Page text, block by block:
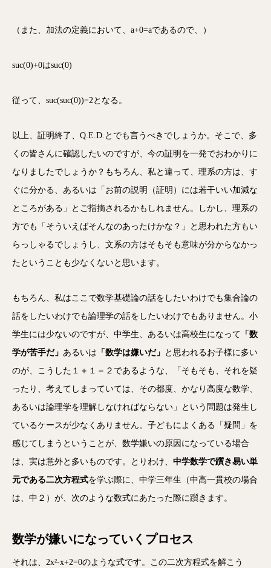
（また、加法の定義において、a+0=aであるので、）
suc(0)+0はsuc(0)
従って、suc(suc(0))=2となる。
以上、証明終了、Q.E.D.とでも言うべきでしょうか。 そこで、多
くの皆さんに確認したいのですが、 今の証明を一発でおわかりに
なりましたでしょうか？もちろん、 私と違って、理系の方は、す
ぐに分かる、あるいは「お前の説明（証明）には若干いい加減な
ところがある」
とご指摘されるかもしれません。しかし、理系の
方でも「 そういえばそんなのあったけかな？」
と思われた方もい
らっしゃるでしょうし、 文系の方はそもそも意味が分からなかっ
たということも少なくないと思います。
もちろん、 私はここで数学基礎論の話をしたいわけでも集合論の
話をしたいわけでも論理学の話をしたいわけでもありません。 小
学生には少ないのですが、中学生、あるいは高校生になって 「 数
学が苦手だ」 あるいは 「数学は嫌いだ」 と思われるお子様に多い
のが、こうした１＋１＝ ２であるような、「 そもそも、それを疑
ったり、考えてしまっていては、その都度、かなり高度な数学、
あるいは論理学を理解しなければならない」という問題は発生し
ているケースが少なくありません。子どもによくある 「疑問」を
感じてしまうということが、 数学嫌いの原因になっている場合
は、実は意外と多いものです。
とりわけ、 中学数学で躓き易い単
元である二次方程式を学ぶ際に、中学三年生（中高一貫校の場合
は、中２）が、 次のような数式にあたった際に躓きます。
数学が嫌いになっていくプロセス
それは、2x²-x+2=0のような式です。 この二次方程式を解こう